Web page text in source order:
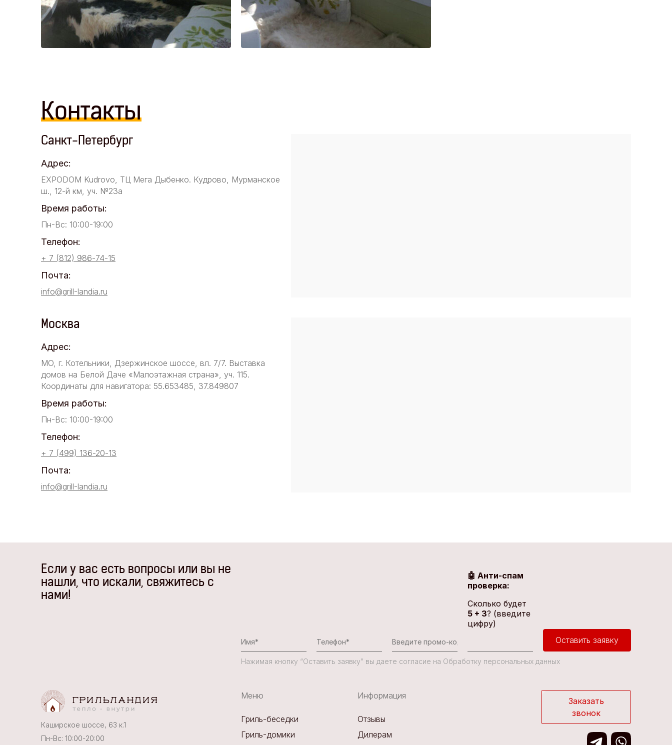
Контакты
Санкт-Петербург
Адрес:
EXPODOM Kudrovo, ТЦ Мега Дыбенко. Кудрово, Мурманское
ш., 12-й км, уч. №23а
Время работы:
Пн-Вс: 10:00-19:00
Телефон:
+ 7 (812) 986-74-15
Почта:
info@grill-landia.ru
Москва
Адрес:
МО, г. Котельники, Дзержинское шоссе, вл. 7/7. Выставка
домов на Белой Даче «Малоэтажная страна», уч. 115.
Координаты для навигатора: 55.653485, 37.849807
Время работы:
Пн-Вс: 10:00-19:00
Телефон:
+ 7 (499) 136-20-13
Почта:
info@grill-landia.ru
Если у вас есть вопросы или вы не
нашли, что искали, свяжитесь с
нами!
🤖 Анти-спам
проверка:
Сколько будет
5 + 3? (введите
цифру)
Оставить заявку
Нажимая кнопку “Оставить заявку” вы даете согласие на Обработку персональных данных
Каширское шоссе, 63 к.1
Пн-Вс: 10:00-20:00
Меню
Гриль-беседки
Гриль-домики
Информация
Отзывы
Дилерам
Заказать
звонок